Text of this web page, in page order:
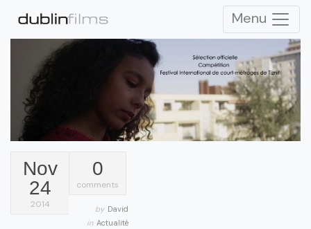
Menu
Nov
24
2014
0
comments
by David
in Actualité